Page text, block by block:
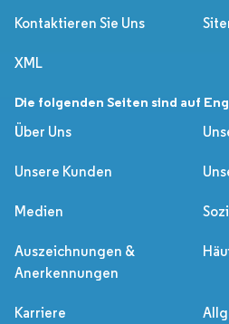
Kontaktieren Sie Uns
XML
Die folgenden Seiten sind auf
Über Uns
Unsere Kunden
Medien
Auszeichnungen &
Anerkennungen
Karriere